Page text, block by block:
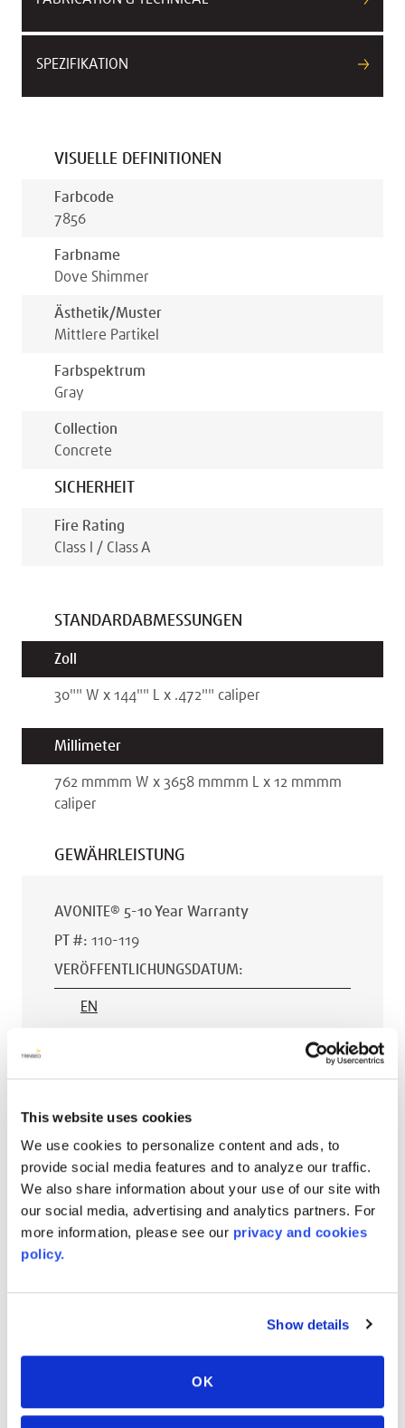
This website uses cookies
We use cookies to personalize content and ads, to
provide social media features and to analyze our traffic.
We also share information about your use of our site with
our social media, advertising and analytics partners. For
more information, please see our privacy and cookies
policy.
Show details
OK
SPEZIFIKATION
VISUELLE DEFINITIONEN
Farbcode
7856
Farbname
Dove Shimmer
Ästhetik/muster
Mittlere Partikel
Farbspektrum
Gray
Collection
Concrete
SICHERHEIT
Fire Rating
Class I / Class A
STANDARDABMESSUNGEN
Zoll
30"" W x 144"" L x .472"" caliper
Millimeter
762 mmmm W x 3658 mmmm L x 12 mmmm
caliper
GEWÄHRLEISTUNG
AVONITE® 5-10 Year Warranty
PT #: 110-119
VERÖFFENTLICHUNGSDATUM:
EN
VERÖFFENTLICHUNGSDATUM
EN
AVONITE® 10 YEAR ADVANC3
EN